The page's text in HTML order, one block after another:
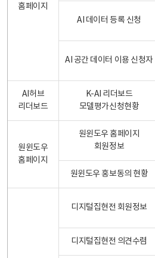
홈페이지
AI 데이터 등록 신청
AI 공간 데이터 이용 신청자
AI허브
리더보드
K-AI 리더보드
모델평가신청현황
원윈도우
홈페이지
원윈도우 홈페이지
회원정보
원윈도우 홍보동의 현황
디지털집현전 회원정보
디지털집현전 의견수렴